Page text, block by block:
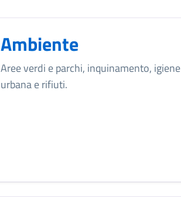
Ambiente
Aree verdi e parchi, inquinamento, igiene
urbana e rifiuti.